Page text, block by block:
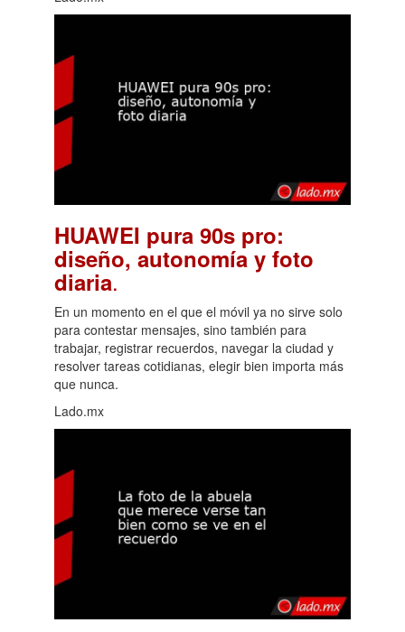
HUAWEI pura 90s pro:
diseño, autonomía y foto
diaria.
En un momento en el que el móvil ya no sirve solo
para contestar mensajes, sino también para
trabajar, registrar recuerdos, navegar la ciudad y
resolver tareas cotidianas, elegir bien importa más
que nunca.
Lado.mx